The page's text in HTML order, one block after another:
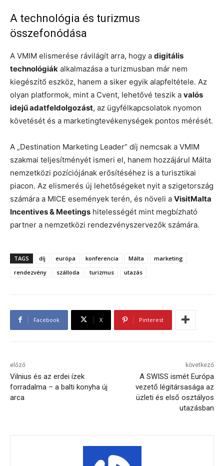
A technológia és turizmus
összefonódása
A VMIM elismerése rávilágít arra, hogy a digitális
technológiák alkalmazása a turizmusban már nem
kiegészítő eszköz, hanem a siker egyik alapfeltétele. Az
olyan platformok, mint a Cvent, lehetővé teszik a valós
idejű adatfeldolgozást, az ügyfélkapcsolatok nyomon
követését és a marketingtevékenységek pontos mérését.
A „Destination Marketing Leader” díj nemcsak a VMIM
szakmai teljesítményét ismeri el, hanem hozzájárul Málta
nemzetközi pozíciójának erősítéséhez is a turisztikai
piacon. Az elismerés új lehetőségeket nyit a szigetország
számára a MICE események terén, és növeli a VisitMalta
Incentives & Meetings hitelességét mint megbízható
partner a nemzetközi rendezvényszervezők számára.
TAGS díj európa konferencia Málta
marketing
rendezvény
szálloda turizmus utazás
Facebook X Pinterest
előző
Vilnius és az erdei ízek
forradalma – a balti konyha új
arca
következő
A SWISS ismét Európa
vezető légitársasága az
üzleti és első osztályos
utazásban